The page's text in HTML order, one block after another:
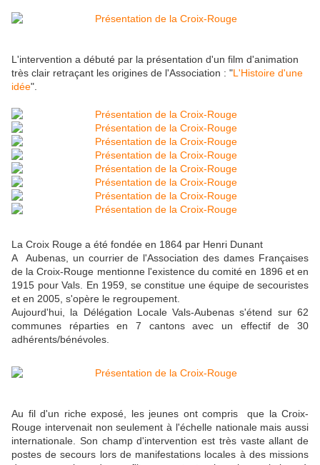
L'intervention a débuté par la présentation d'un film d'animation
très clair retraçant les origines de l'Association : "L'Histoire d'une
idée".
La Croix Rouge a été fondée en 1864 par Henri Dunant
A Aubenas, un courrier de l'Association des dames Françaises
de la Croix-Rouge mentionne l'existence du comité en 1896 et en
1915 pour Vals. En 1959, se constitue une équipe de secouristes
et en 2005, s'opère le regroupement.
Aujourd'hui, la Délégation Locale Vals-Aubenas s'étend sur 62
communes réparties en 7 cantons avec un effectif de 30
adhérents/bénévoles.
Au fil d'un riche exposé, les jeunes ont compris que la Croix-
Rouge intervenait non seulement à l'échelle nationale mais aussi
internationale. Son champ d'intervention est très vaste allant de
postes de secours lors de manifestations locales à des missions